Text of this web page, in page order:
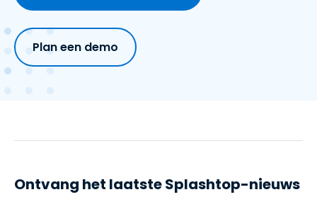
Plan een demo
Ontvang het laatste Splashtop-nieuws